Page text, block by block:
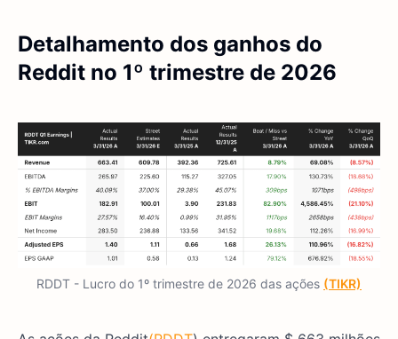
Detalhamento dos ganhos do
Reddit no 1º trimestre de 2026
RDDT - Lucro do 1º trimestre de 2026 das ações (TIKR)